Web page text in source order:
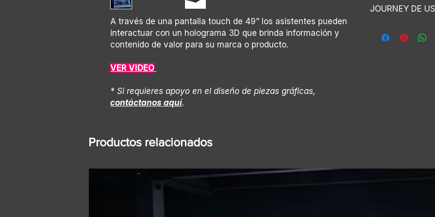
A través de una pantalla touch de 49” los asistentes pueden
interactuar con un holograma 3D que brinda información y
contenido de valor para su marca o producto.
VER VIDEO
* Si requieres apoyo en el diseño de piezas gráficas,
contáctanos aquí.
(Editables)
• 3-4 días desde
• 30 seg •
JOURNEY DE
animaciones.
Productos relacionados